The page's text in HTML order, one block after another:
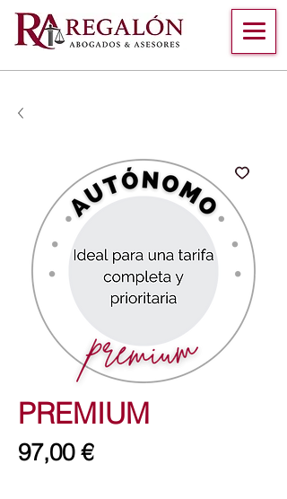
PREMIUM
97,00 €Precio